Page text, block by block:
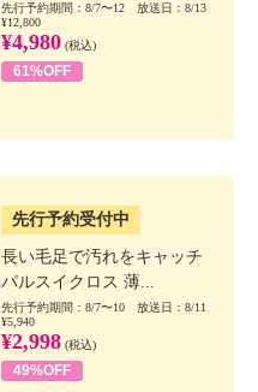
先行予約期間：8/7〜12 放送日：8/13
¥12,800
¥4,980 (税込)
61%OFF
先行予約受付中
長い毛足で汚れをキャッチ
パルスイクロス 薄...
先行予約期間：8/7〜10 放送日：8/11
¥5,940
¥2,998 (税込)
49%OFF